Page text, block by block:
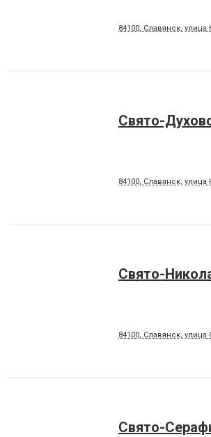
84100, Славянск, улица
Свято-
84100, Славянск,
Свято-
84100, Славянск,
Свято-